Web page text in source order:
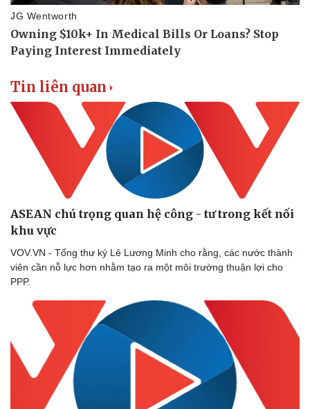
Tin liên quan
ASEAN chú trọng quan hệ công - tư trong kết nối
khu vực
VOV.VN - Tổng thư ký Lê Lương Minh cho rằng, các nước thành
viên cần nỗ lực hơn nhằm tạo ra một môi trường thuận lợi cho
PPP.